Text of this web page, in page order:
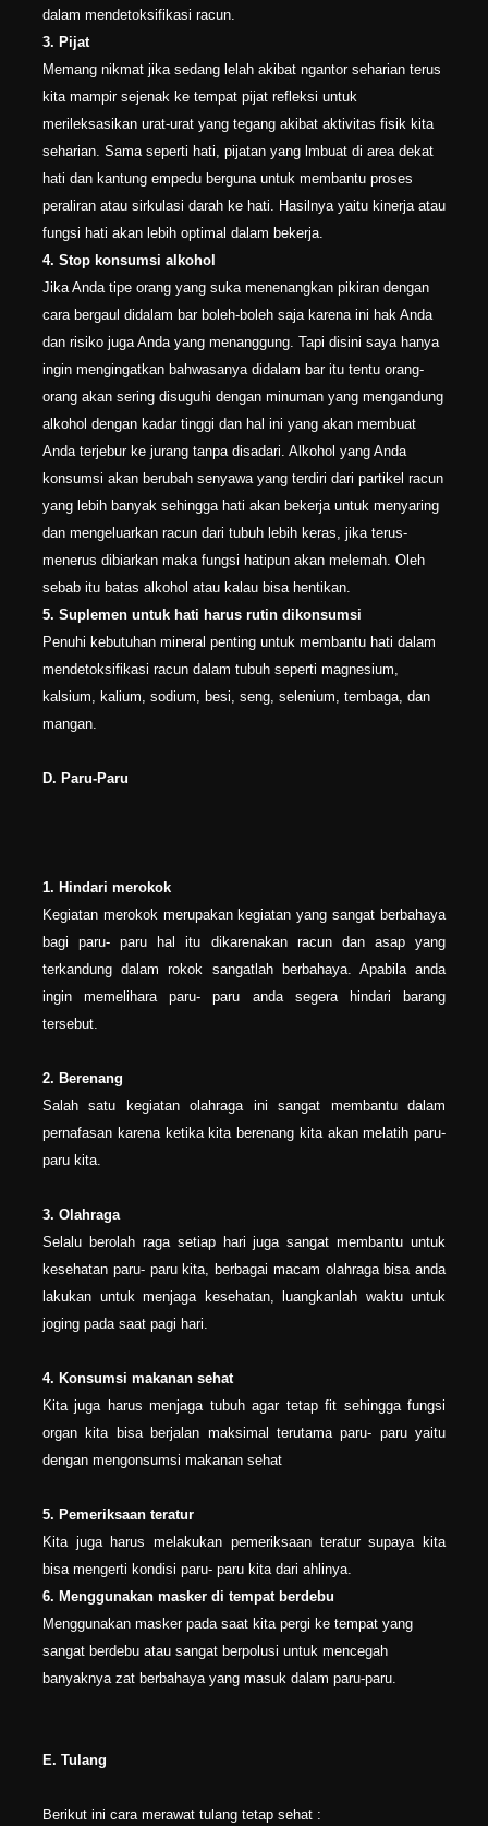
dalam mendetoksifikasi racun.
3. Pijat
Memang nikmat jika sedang lelah akibat ngantor seharian terus
kita mampir sejenak ke tempat pijat refleksi untuk
merileksasikan urat-urat yang tegang akibat aktivitas fisik kita
seharian. Sama seperti hati, pijatan yang lmbuat di area dekat
hati dan kantung empedu berguna untuk membantu proses
peraliran atau sirkulasi darah ke hati. Hasilnya yaitu kinerja atau
fungsi hati akan lebih optimal dalam bekerja.
4. Stop konsumsi alkohol
Jika Anda tipe orang yang suka menenangkan pikiran dengan
cara bergaul didalam bar boleh-boleh saja karena ini hak Anda
dan risiko juga Anda yang menanggung. Tapi disini saya hanya
ingin mengingatkan bahwasanya didalam bar itu tentu orang-
orang akan sering disuguhi dengan minuman yang mengandung
alkohol dengan kadar tinggi dan hal ini yang akan membuat
Anda terjebur ke jurang tanpa disadari. Alkohol yang Anda
konsumsi akan berubah senyawa yang terdiri dari partikel racun
yang lebih banyak sehingga hati akan bekerja untuk menyaring
dan mengeluarkan racun dari tubuh lebih keras, jika terus-
menerus dibiarkan maka fungsi hatipun akan melemah. Oleh
sebab itu batas alkohol atau kalau bisa hentikan.
5. Suplemen untuk hati harus rutin dikonsumsi
Penuhi kebutuhan mineral penting untuk membantu hati dalam
mendetoksifikasi racun dalam tubuh seperti magnesium,
kalsium, kalium, sodium, besi, seng, selenium, tembaga, dan
mangan.
D. Paru-Paru
1. Hindari merokok
Kegiatan merokok merupakan kegiatan yang sangat berbahaya
bagi paru- paru hal itu dikarenakan racun dan asap yang
terkandung dalam rokok sangatlah berbahaya. Apabila anda
ingin memelihara paru- paru anda segera hindari barang
tersebut.
2. Berenang
Salah satu kegiatan olahraga ini sangat membantu dalam
pernafasan karena ketika kita berenang kita akan melatih paru-
paru kita.
3. Olahraga
Selalu berolah raga setiap hari juga sangat membantu untuk
kesehatan paru- paru kita, berbagai macam olahraga bisa anda
lakukan untuk menjaga kesehatan, luangkanlah waktu untuk
joging pada saat pagi hari.
4. Konsumsi makanan sehat
Kita juga harus menjaga tubuh agar tetap fit sehingga fungsi
organ kita bisa berjalan maksimal terutama paru- paru yaitu
dengan mengonsumsi makanan sehat
5. Pemeriksaan teratur
Kita juga harus melakukan pemeriksaan teratur supaya kita
bisa mengerti kondisi paru- paru kita dari ahlinya.
6. Menggunakan masker di tempat berdebu
Menggunakan masker pada saat kita pergi ke tempat yang
sangat berdebu atau sangat berpolusi untuk mencegah
banyaknya zat berbahaya yang masuk dalam paru-paru.
E. Tulang
Berikut ini cara merawat tulang tetap sehat :